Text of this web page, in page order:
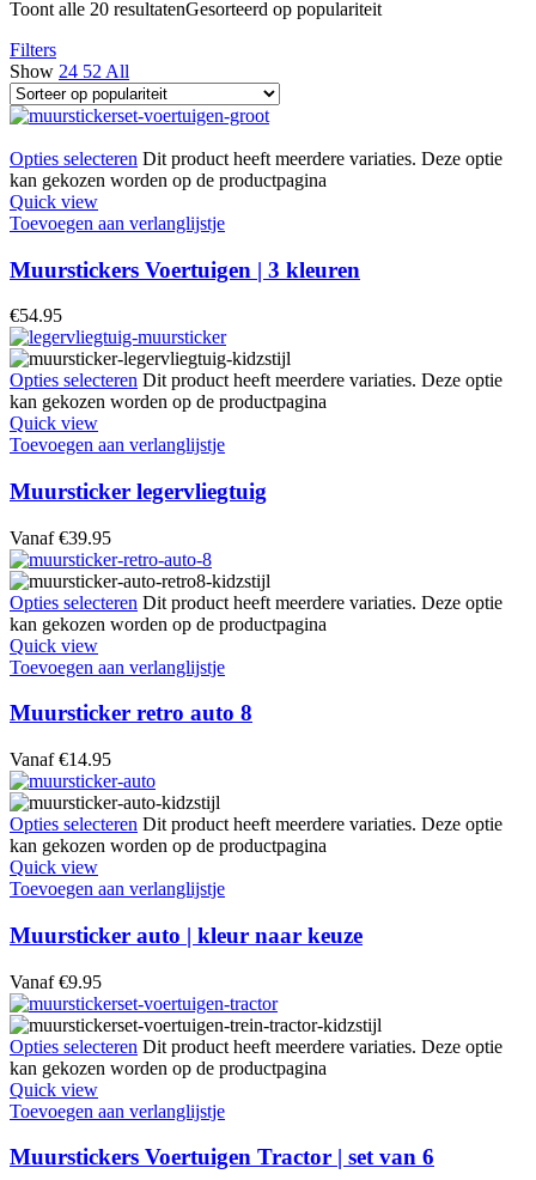
Toont alle 20 resultatenGesorteerd op populariteit
Filters
Show 24 52 All
Opties selecteren Dit product heeft meerdere variaties. Deze optie
kan gekozen worden op de productpagina
Quick view
Toevoegen aan verlanglijstje
Muurstickers Voertuigen | 3 kleuren
€54.95
Opties selecteren Dit product heeft meerdere variaties. Deze optie
kan gekozen worden op de productpagina
Quick view
Toevoegen aan verlanglijstje
Muursticker legervliegtuig
Vanaf €39.95
Opties selecteren Dit product heeft meerdere variaties. Deze optie
kan gekozen worden op de productpagina
Quick view
Toevoegen aan verlanglijstje
Muursticker retro auto 8
Vanaf €14.95
Opties selecteren Dit product heeft meerdere variaties. Deze optie
kan gekozen worden op de productpagina
Quick view
Toevoegen aan verlanglijstje
Muursticker auto | kleur naar keuze
Vanaf €9.95
Opties selecteren Dit product heeft meerdere variaties. Deze optie
kan gekozen worden op de productpagina
Quick view
Toevoegen aan verlanglijstje
Muurstickers Voertuigen Tractor | set van 6